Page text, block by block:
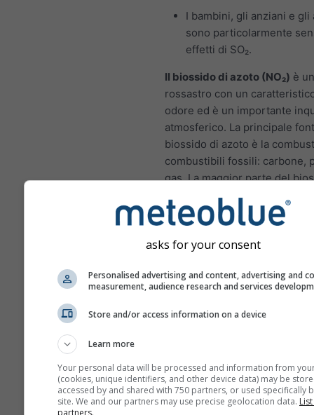
I bambini, gli anziani e gli
sono particolarmente
effetti di SO₂.
Il biossido di azoto (NO₂) è
rossastro con un
odore ed è un importante
atmosferico. La principale
biossido di azoto è la
combustibili fossili: carbone,
gas. La maggior parte del
azoto nelle città proviene dai
scarico dei veicoli a motore.
di azoto è un importante
atmosferico perché
impatti significativi sulla
polmoni e può ridurre
dispnea, tosse,
influenza e bronchite
asks for your consent
Personalised advertising and content, advertising and
measurement, audience research and services
Store and/or access information on a device
Learn more
Your personal data will be processed and information from
(cookies, unique identifiers, and other device data) may be
accessed by and shared with 750 partners, or used specifically
site. We and our partners may use precise geolocation data.
partners.